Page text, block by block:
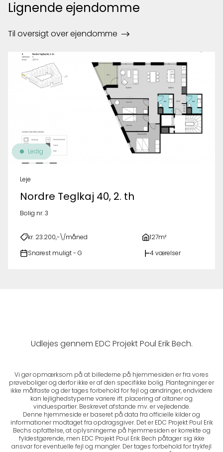
Lignende ejendomme
Til oversigt over ejendomme
Ledig
Leje
Nordre Teglkaj 40, 2. th
Bolig nr. 3
kr. 23.200,-\/måned 127m²
Snarest muligt - G 4 værelser
Udlejes gennem EDC Projekt Poul Erik Bech.
Vi gør opmærksom på at billederne på hjemmesiden er fra vores
prøveboliger og derfor ikke er af den specifikke bolig. Plantegninger er
ikke målfaste og der tages forbehold for fejl og ændringer, endvidere
kan lejlighedstyperne variere ift. placering af altaner og
vinduespartier. Beskrevet afstande mv. er vejledende.
Denne hjemmeside er baseret på data fra officielle kilder og
informationer modtaget fra opdragsgiver. Det er EDC Projekt Poul Erik
Bechs opfattelse, at oplysningerne på hjemmesiden er korrekte og
fyldestgørende, men EDC Projekt Poul Erik Bech påtager sig ikke
ansvar for eventuelle fejl og mangler. Der tages forbehold for trykfejl